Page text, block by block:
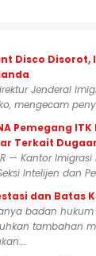
Disco Disorot,
Jenderal
mengecam
Pemegang
Terkait
— Kantor
Intelijen dan
dan Batas
badan
tambahan